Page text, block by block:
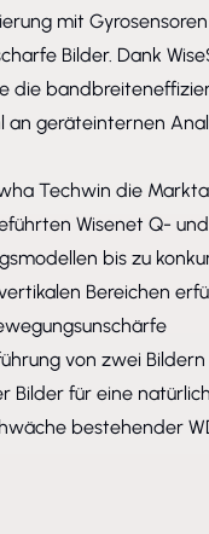
mit
Bilder. Dank
die
an geräteinternen
Techwin die
Wisenet Q-
bis zu
Bereichen
von zwei
Bilder für eine
bestehender